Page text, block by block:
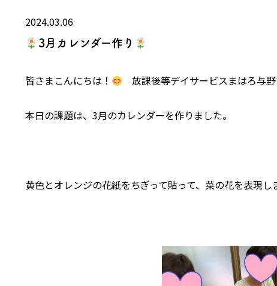
2024.03.06
3月カレンダー作り
皆さまこんにちは！ 放課後等デイサービスまはろ与
本日の課題は、3月のカレンダーを作りました。
黄色とオレンジの花紙をちぎって貼って、菜の花を表現し